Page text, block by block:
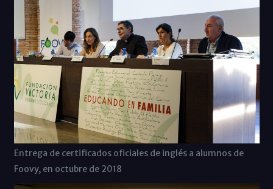
Entrega de certificados oficiales de inglés a alumnos de
Foovy, en octubre de 2018